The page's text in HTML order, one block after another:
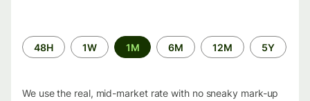
Time
period
48H 1W 1M 6M 12M 5Y
We use the real, mid-market rate with no sneaky mark-up